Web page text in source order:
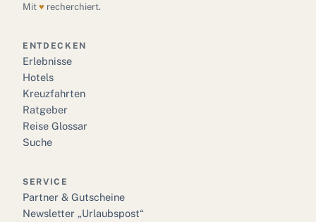
Mit ♥ recherchiert.
ENTDECKEN
Erlebnisse
Hotels
Kreuzfahrten
Ratgeber
Reise Glossar
Suche
SERVICE
Partner & Gutscheine
Newsletter „Urlaubspost“